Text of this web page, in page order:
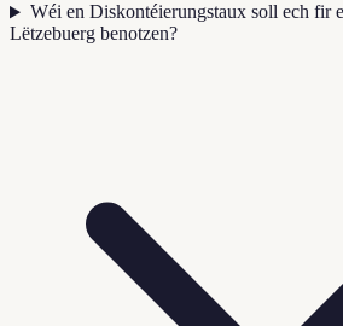
Wéi en Diskontéierungstaux soll ech fir
Lëtzebuerg benotzen?